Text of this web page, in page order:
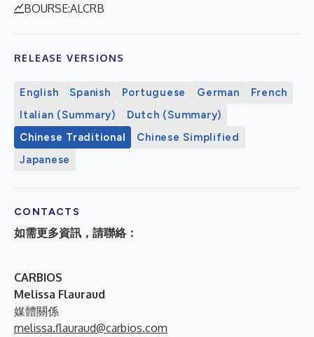
BOURSE:ALCRB
RELEASE VERSIONS
English Spanish Portuguese German
French
Italian (Summary)
Dutch (Summary)
Chinese Traditional
Chinese Simplified
Japanese
CONTACTS
如需更多資訊，請聯絡：
CARBIOS
Melissa Flauraud
媒體關係
melissa.flauraud@carbios.com